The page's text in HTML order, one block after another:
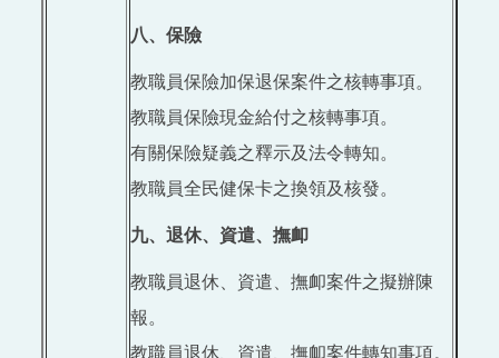
八、保險
教職員保險加保退保案件之核轉事項。
教職員保險現金給付之核轉事項。
有關保險疑義之釋示及法令轉知。
教職員全民健保卡之換領及核發。
九、退休、資遣、撫卹
教職員退休、資遣、撫卹案件之擬辦陳
報。
教職員退休、資遣、撫卹案件轉知事項。